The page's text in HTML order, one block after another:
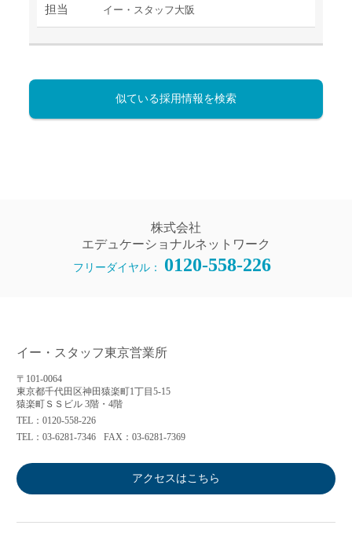
担当 イー・スタッフ大阪
似ている採用情報を検索
株式会社
エデュケーショナルネットワーク
フリーダイヤル： 0120-558-226
イー・スタッフ東京営業所
〒101-0064
東京都千代田区神田猿楽町1丁目5-15
猿楽町ＳＳビル 3階・4階
TEL：0120-558-226
TEL：03-6281-7346
FAX：03-6281-7369
アクセスはこちら